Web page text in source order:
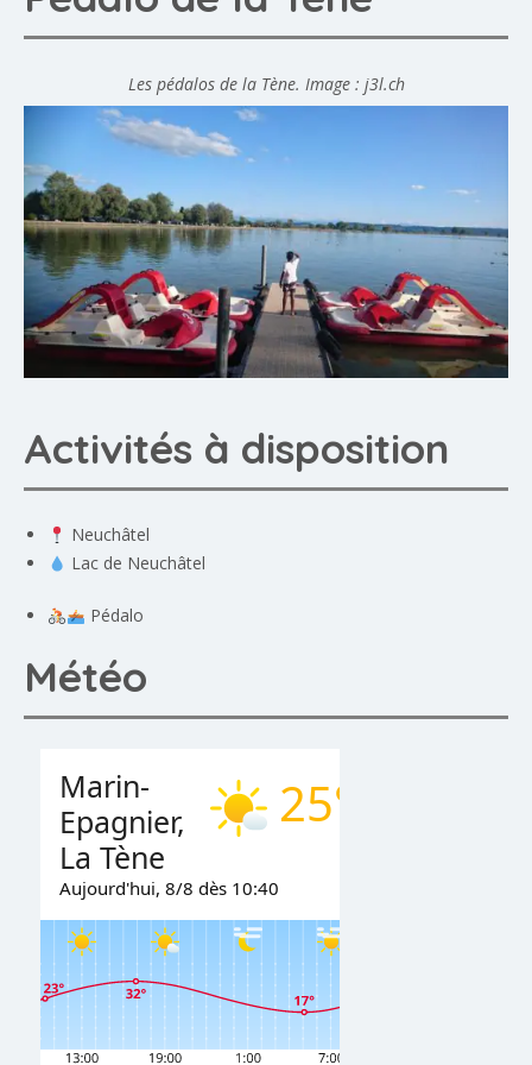
Les pédalos de la Tène. Image : j3l.ch
Activités à disposition
Neuchâtel
Lac de Neuchâtel
Pédalo
Météo